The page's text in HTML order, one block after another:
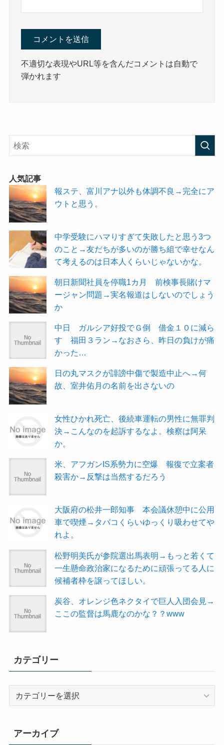
不適切な表現やURL等を含んだコメントは自動で
弾かれます
人気記事
報ステ、富川アナ以外も体調不良→完全にア
ウトと思う。
中学受験にハマりすぎて失敗したと思う3つ
のこと→友だちが多いのが勝ち組で幸せなん
て考えるのは日本人くらいじゃないかな。
朝日新聞社員を停職1カ月 前検事長賭けマ
ージャン問題→実名報道はしないのでしょう
か
中日 ガルシア好投でＧ倒 借金１０に減ら
す 福田３ラン→なおさら、昨日の負けが痛
かった…
日の丸マスクが誹謗中傷で製造中止へ→何
故、室井佑月の名前を出さないの
女性ひかれ死亡、後続車運転の男性に無罪判
決→こんなのを起訴するなよ。検察は阿呆
か。
米、アフガンIS系勢力に空爆 報復で立案者
殺害か→反撃は当然するだろう
大阪府の松井一郎知事 本会議休憩中に公用
車で喫煙→タバコくらいゆっくり吸わせてや
れよ。
松野明美氏が参院選出馬表明→もっと若くて
一生懸命政治家になるために頑張ってる人に
候補者枠を譲ってほしい。
炭谷、オレンジ色ネクタイで巨人入団会見→
ここの監督は馬鹿なのかな？？www
カテゴリー
リ
ー
アーカイブ